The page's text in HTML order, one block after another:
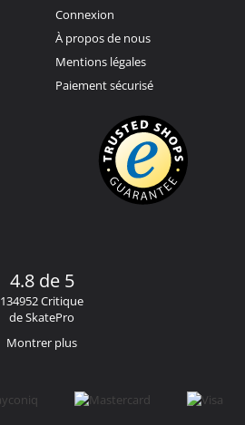
Connexion
À propos de nous
Mentions légales
Paiement sécurisé
4.8 de 5
134952 Critique
de SkatePro
Montrer plus